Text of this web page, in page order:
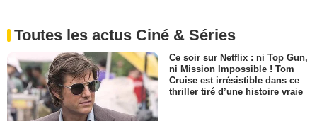
Toutes les actus Ciné & Séries
Ce soir sur Netflix : ni Top Gun,
ni Mission Impossible ! Tom
Cruise est irrésistible dans ce
thriller tiré d’une histoire vraie